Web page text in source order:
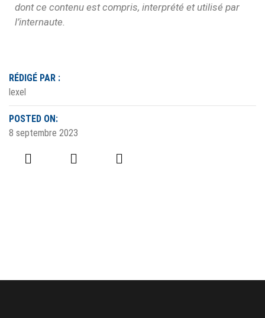
dont ce contenu est compris, interprété et utilisé par
l’internaute.
RÉDIGÉ PAR :
lexel
POSTED ON:
8 septembre 2023